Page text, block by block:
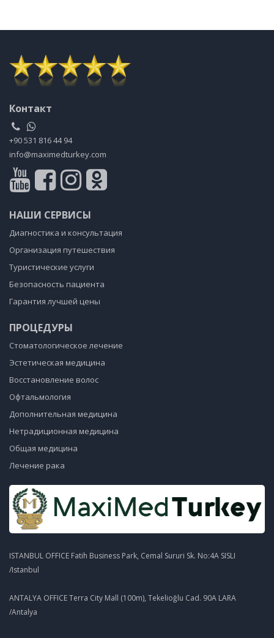
Контакт
+90 531 816 44 94
info@maximedturkey.com
НАШИ СЕРВИСЫ
Диагностика и консультация
Организация путешествия
Туристические услуги
Безопасность пациента
Гарантия лучшей цены
ПРОЦЕДУРЫ
Стоматологическое лечение
Эстетическая медицина
Восстановление волос
Офтальмология
Дополнительная медицина
Нетрадиционная медицина
Общая медицина
Лечение рака
ISTANBUL OFFICE Fatih Business Park, Cemal Sururi Sk. No:4A SISLI
/Istanbul
ANTALYA OFFICE Terra City Mall (100m), Tekelioğlu Cad. 90A LARA
/Antalya